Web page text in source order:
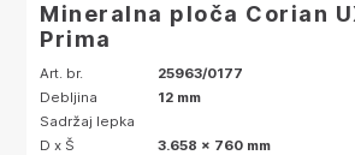
Mineralna ploča Corian
Prima
Art. br.
25963/0177
Debljina
12 mm
Sadržaj lepka
D x Š
3.658 x 760 mm